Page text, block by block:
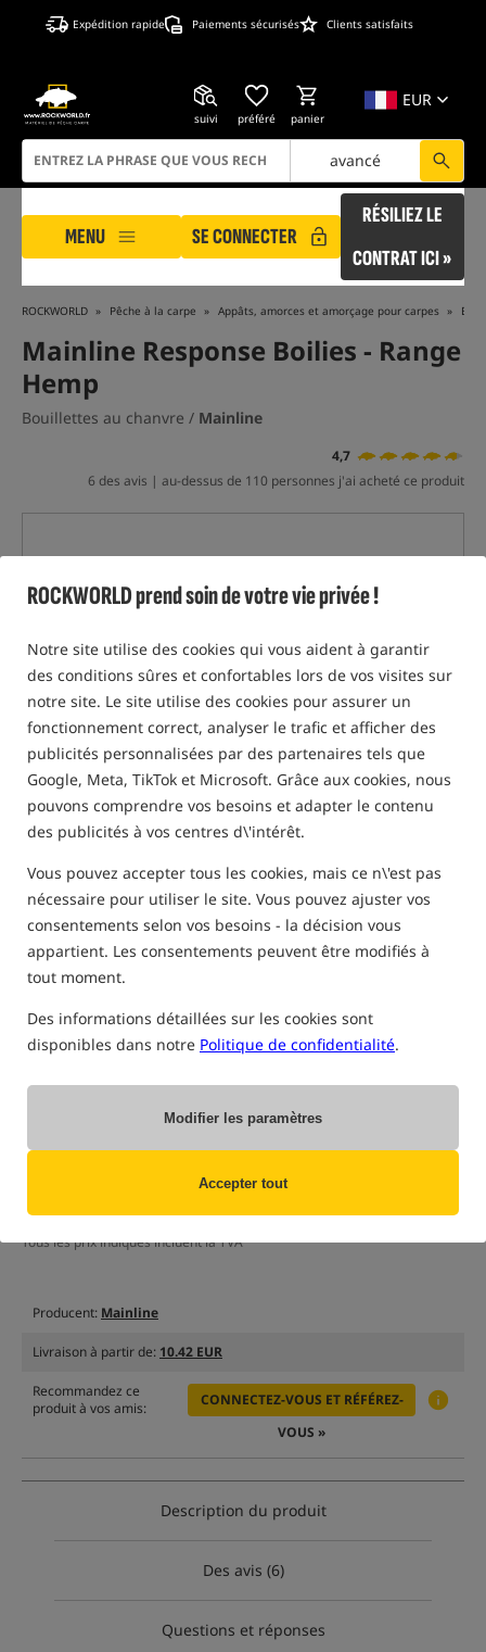
ROCKWORLD prend soin de votre vie privée !
Notre site utilise des cookies qui vous aident à garantir
des conditions sûres et confortables lors de vos visites sur
notre site. Le site utilise des cookies pour assurer un
fonctionnement correct, analyser le trafic et afficher des
publicités personnalisées par des partenaires tels que
Google, Meta, TikTok et Microsoft. Grâce aux cookies, nous
pouvons comprendre vos besoins et adapter le contenu
des publicités à vos centres d\'intérêt.
Vous pouvez accepter tous les cookies, mais ce n\'est pas
nécessaire pour utiliser le site. Vous pouvez ajuster vos
consentements selon vos besoins - la décision vous
appartient. Les consentements peuvent être modifiés à
tout moment.
Des informations détaillées sur les cookies sont
disponibles dans notre Politique de confidentialité.
Modifier les paramètres
Accepter tout
Expédition rapide Paiements sécurisés Clients satisfaits
EUR
suivi préféré panier
avancé
MENU SE CONNECTER
RÉSILIEZ LE
CONTRAT ICI »
ROCKWORLD Pêche à la carpe Appâts, amorces et amorçage pour carpes
Mainline Response Boilies - Range
Hemp
Bouillettes au chanvre / Mainline
4,7
6 des avis | au-dessus de 110 personnes j'ai acheté ce produit
uniquement des produits dans
sélectionnée)
Tous les prix indiqués incluent la TVA
Producent: Mainline
Livraison à partir de: 10.42 EUR
Recommandez ce
produit à vos amis:
CONNECTEZ-VOUS ET RÉFÉREZ-
VOUS »
Description du produit
Des avis (6)
Questions et réponses